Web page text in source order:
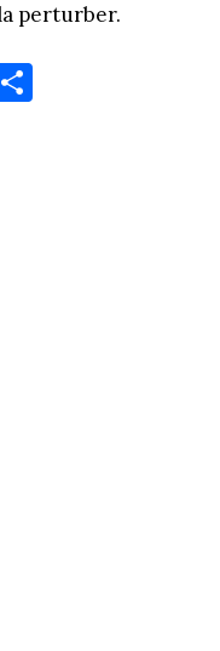
perturber.
Pa
rt